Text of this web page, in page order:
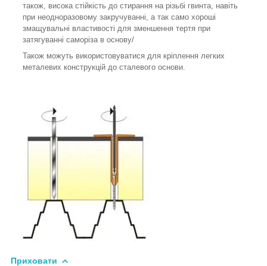
також, висока стійкість до стирання на різьбі гвинта, навіть
при неодноразовому закручуванні, а так само хороші
змащувальні властивості для зменшення тертя при
затягуванні саморіза в основу/
Також можуть використовуватися для кріплення легких
металевих конструкцій до сталевого основи.
Приховати